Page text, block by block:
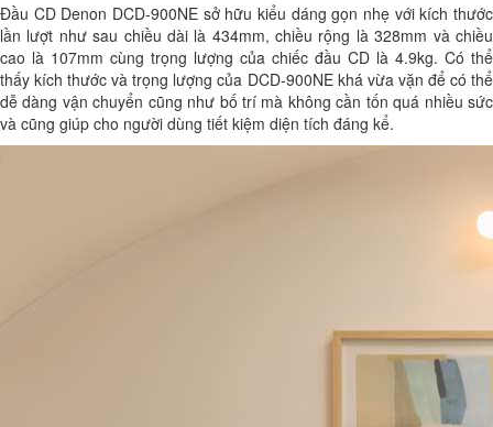
Đầu CD Denon DCD-900NE sở hữu kiểu dáng gọn nhẹ với kích thước
lần lượt như sau chiều dài là 434mm, chiều rộng là 328mm và chiều
cao là 107mm cùng trọng lượng của chiếc đầu CD là 4.9kg. Có thể
thấy kích thước và trọng lượng của DCD-900NE khá vừa vặn để có thể
dễ dàng vận chuyển cũng như bố trí mà không cần tốn quá nhiều sức
và cũng giúp cho người dùng tiết kiệm diện tích đáng kể.